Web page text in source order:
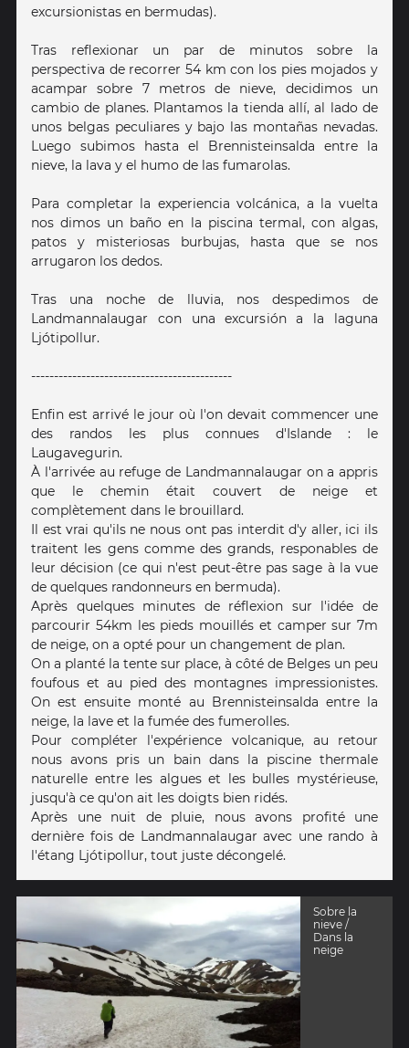
excursionistas en bermudas).
Tras reflexionar un par de minutos sobre la
perspectiva de recorrer 54 km con los pies mojados y
acampar sobre 7 metros de nieve, decidimos un
cambio de planes. Plantamos la tienda allí, al lado de
unos belgas peculiares y bajo las montañas nevadas.
Luego subimos hasta el Brennisteinsalda entre la
nieve, la lava y el humo de las fumarolas.
Para completar la experiencia volcánica, a la vuelta
nos dimos un baño en la piscina termal, con algas,
patos y misteriosas burbujas, hasta que se nos
arrugaron los dedos.
Tras una noche de lluvia, nos despedimos de
Landmannalaugar con una excursión a la laguna
Ljótipollur.
--------------------------------------------
Enfin est arrivé le jour où l'on devait commencer une
des randos les plus connues d'Islande : le
Laugavegurin.
À l'arrivée au refuge de Landmannalaugar on a appris
que le chemin était couvert de neige et
complètement dans le brouillard.
Il est vrai qu'ils ne nous ont pas interdit d'y aller, ici ils
traitent les gens comme des grands, responables de
leur décision (ce qui n'est peut-être pas sage à la vue
de quelques randonneurs en bermuda).
Après quelques minutes de réflexion sur l'idée de
parcourir 54km les pieds mouillés et camper sur 7m
de neige, on a opté pour un changement de plan.
On a planté la tente sur place, à côté de Belges un peu
foufous et au pied des montagnes impressionistes.
On est ensuite monté au Brennisteinsalda entre la
neige, la lave et la fumée des fumerolles.
Pour compléter l'expérience volcanique, au retour
nous avons pris un bain dans la piscine thermale
naturelle entre les algues et les bulles mystérieuse,
jusqu'à ce qu'on ait les doigts bien ridés.
Après une nuit de pluie, nous avons profité une
dernière fois de Landmannalaugar avec une rando à
l'étang Ljótipollur, tout juste décongelé.
Sobre la
nieve /
Dans la
neige